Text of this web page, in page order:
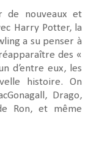
de nouveaux et
Harry Potter, la
a su penser à
des «
d’entre eux, les
histoire. On
Drago,
Ron, et même